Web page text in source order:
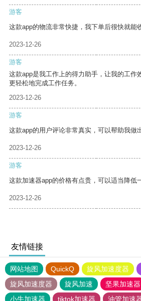
游客
这款app的物流非常快捷，我下单后很快就能
2023-12-26
游客
这款app是我工作上的得力助手，让我的工作
更轻松地完成工作任务。
2023-12-26
游客
这款app的用户评论非常真实，可以帮助我做
2023-12-26
游客
这款加速器app的价格有点贵，可以适当降低
2023-12-26
友情链接
网站地图 QuickQ 旋风加速度器
旋风加速度器
旋风加速 坚果加速器
小牛加速器
tiktok加速器 油管加速